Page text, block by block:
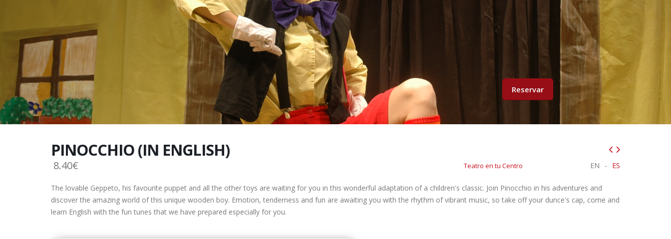
Reservar
PINOCCHIO (IN ENGLISH)
8.40€ Teatro en tu Centro ES
-
EN
The lovable Geppeto, his favourite puppet and all the other toys are waiting for you in this wonderful adaptation of a children's classic. Join Pinocchio in his adventures and
discover the amazing world of this unique wooden boy. Emotion, tenderness and fun are awaiting you with the rhythm of vibrant music, so take off your dunce's cap, come and
learn English with the fun tunes that we have prepared especially for you.